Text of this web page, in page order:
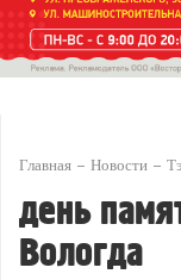
Главная Новости
день
Вологда